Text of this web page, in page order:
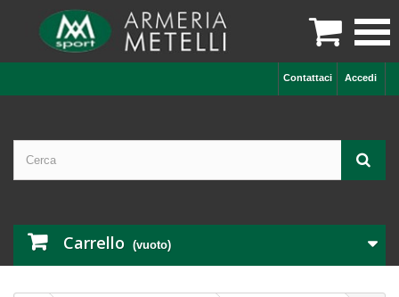

Accedi
Contattaci
Carrello (vuoto)